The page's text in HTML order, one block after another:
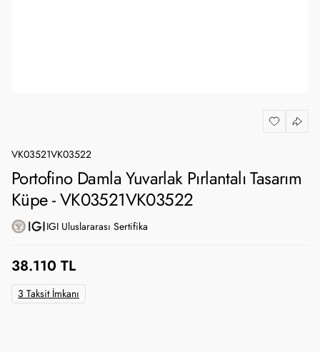
VK03521VK03522
Portofino Damla Yuvarlak Pırlantalı Tasarım
Küpe - VK03521VK03522
IGI Uluslararası Sertifika
38.110 TL
3 Taksit İmkanı